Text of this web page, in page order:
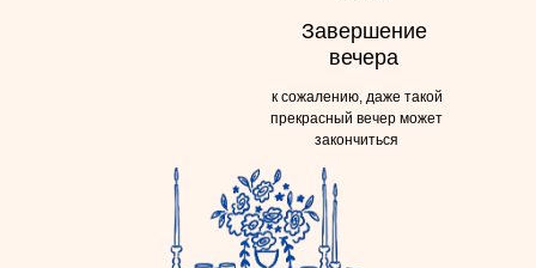
к сожалению, даже такой
прекрасный вечер может
закончиться
Завершение
вечера